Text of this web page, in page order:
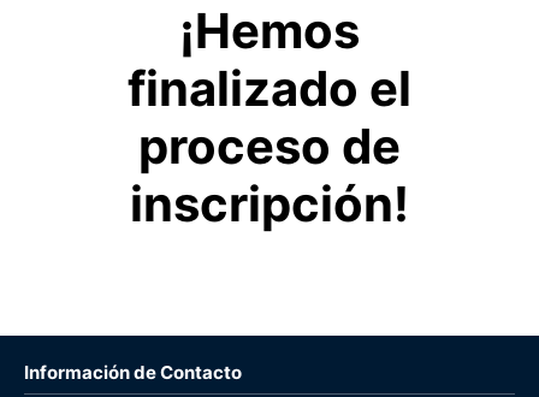
¡Hemos
finalizado el
proceso de
inscripción!
Información de Contacto